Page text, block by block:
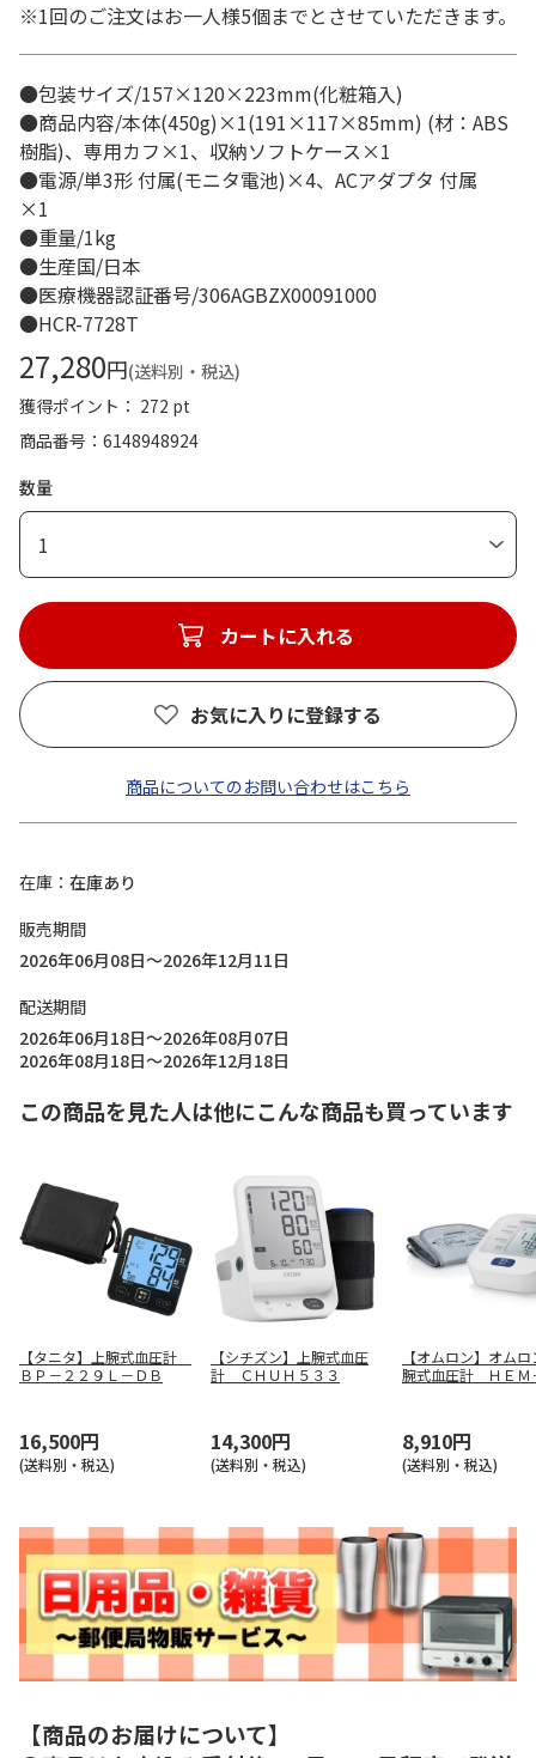
※1回のご注文はお一人様5個までとさせていただきます。
●包装サイズ/157×120×223mm(化粧箱入)
●商品内容/本体(450g)×1(191×117×85mm) (材：ABS
樹脂)、専用カフ×1、収納ソフトケース×1
●電源/単3形 付属(モニタ電池)×4、ACアダプタ 付属
×1
●重量/1kg
●生産国/日本
●医療機器認証番号/306AGBZX00091000
●HCR-7728T
27,280円(送料別・税込)
獲得ポイント： 272 pt
商品番号
6148948924
数量
1
カートに入れる
お気に入りに登録する
商品についてのお問い合わせはこちら
在庫
在庫あり
販売期間
2026年06月08日～2026年12月11日
配送期間
2026年06月18日～2026年08月07日
2026年08月18日～2026年12月18日
この商品を見た人は他にこんな商品も買っています
【タニタ】上腕式血圧計
ＢＰ－２２９Ｌ－ＤＢ
16,500円
(送料別・税込)
【シチズン】上腕式血圧
計 ＣＨＵＨ５３３
14,300円
(送料別・税込)
【オムロン】オム
腕式血圧計 ＨＥＭ
8,910円
(送料別・税込)
【商品のお届けについて】